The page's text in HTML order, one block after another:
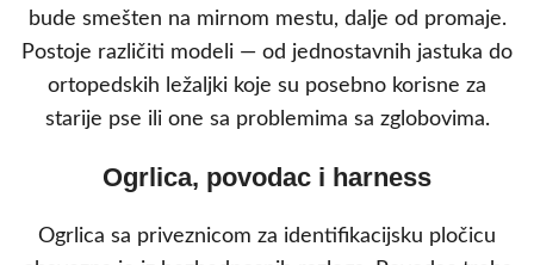
bude smešten na mirnom mestu, dalje od promaje.
Postoje različiti modeli — od jednostavnih jastuka do
ortopedskih ležaljki koje su posebno korisne za
starije pse ili one sa problemima sa zglobovima.
Ogrlica, povodac i harness
Ogrlica sa priveznicom za identifikacijsku pločicu